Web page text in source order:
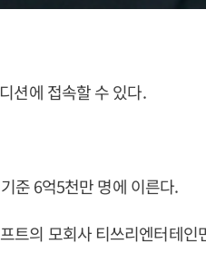
션에 접속할 수 있다.
준 6억5천만 명에 이른다.
트의 모회사 티쓰리엔터테인